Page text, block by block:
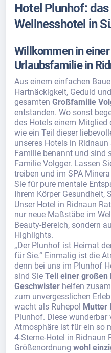
Hotel Plunhof:
Wellnesshotel in
Willkommen in
Urlaubsfamilie in
Aus einem einfachen
Hartnäckigkeit, Geduld
gesamten Großfamilie
entstanden. Wo sonst
des Hotels einem
wie ein Teil dieser
unseres Hotels in
Familie benannt und sind
Familie Volgger. Lassen
treiben und im SPA
Sie für pure mentale
Ihrem Körper Gesundheit,
Unser Hotel in Ridnaun
nur neue Maßstäbe im
Beauty-Bereich, sondern
Highlights.
„Der Plunhof ist Heimat
für Sie.“ Einmalig ist die
denn bei uns im Plunhof
sind Sie Teil einer großen
Geschwister helfen
zum unvergesslichen
wacht als Ruhepol Mutter
Plunhof. Diese
Atmosphäre ist für ein so
4-Sterne-Hotel in Ridnaun
Größenordnung wohl